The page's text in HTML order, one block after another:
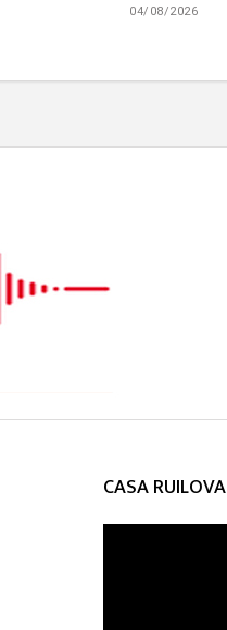
04/08/2026
CASA RUILOVA